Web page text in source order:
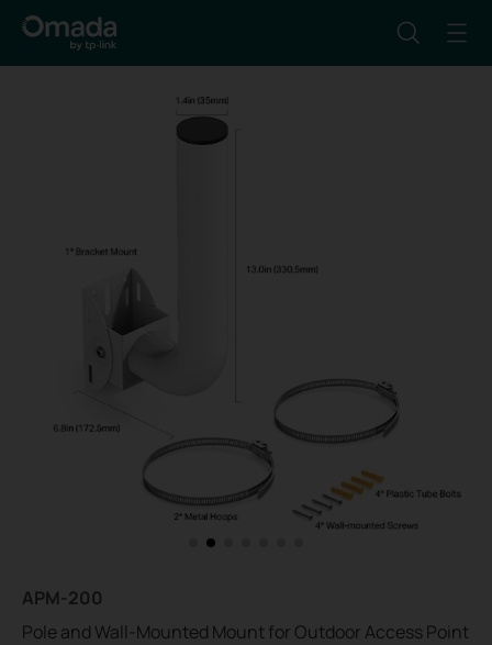
APM-200
Pole and Wall-Mounted Mount for Outdoor Access Point